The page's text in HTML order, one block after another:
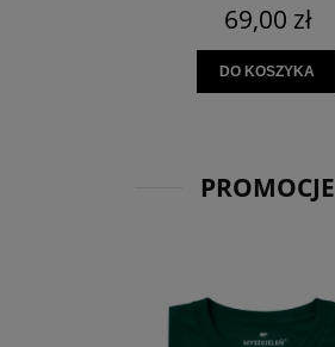
69,00 zł
DO KOSZYKA
PROMOCJE